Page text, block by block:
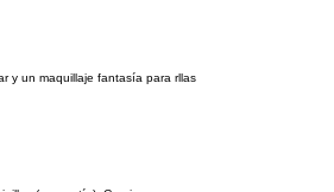
y un maquillaje fantasía para rllas